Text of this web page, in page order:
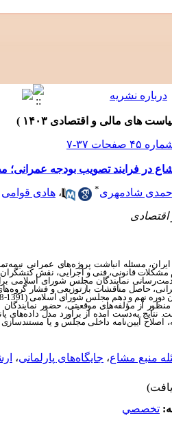
در فرایند تصویب بودجه
شادمهری* ، هادی قوامی
اقتصادی
مسئله انباشت پروژه‌های عمرانی
مشکلات قانونی، فنی و اجرایی، نقش
خدمت‌رسانی نمایندگان مجلس شورای اسلامی
حاصل مناقشات بازتوزیعی و فشار گروه‌های
بودجه 1392-1399 خواهد بود. منظور از مؤلفه‌های
نتایج به‌دست آمده از برآورد مدل دادههای
اصلاح آییننامه داخلی مجلس و یا
منبع مشاع، جایگاه‌های پارلمانی،
تخصصي